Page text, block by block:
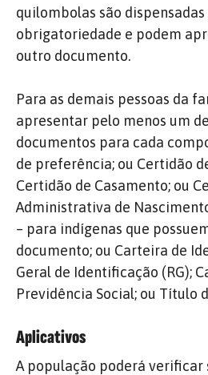
quilombolas são dispensadas
obrigatoriedade e podem
outro documento.
Para as demais pessoas da
apresentar pelo menos um
documentos para cada
de preferência; ou Certidão
Certidão de Casamento; ou
Administrativa de
– para indígenas que
documento; ou Carteira de
Geral de Identificação (RG);
Previdência Social; ou Título
Aplicativos
A população poderá verificar